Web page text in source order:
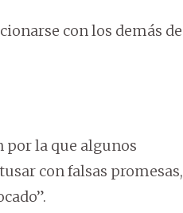
con los demás de
por la que algunos
con falsas promesas,